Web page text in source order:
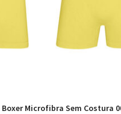
Microfibra Sem Costura